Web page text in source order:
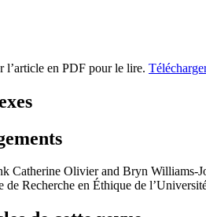
l’article en PDF pour le lire.
Catherine Olivier and Bryn Williams-
de Recherche en Éthique de